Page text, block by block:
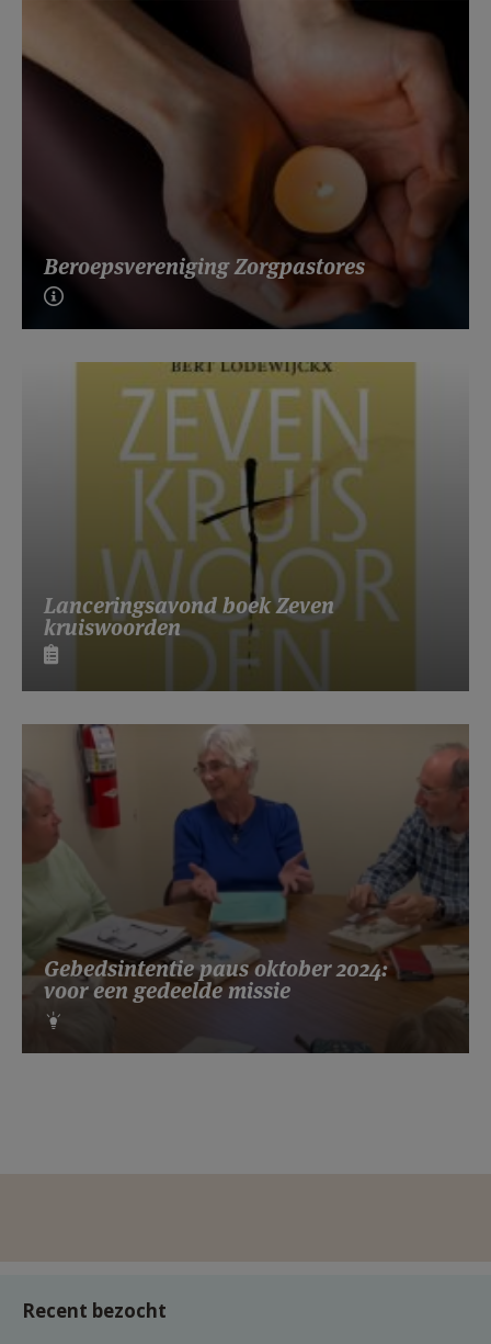
Beroepsvereniging Zorgpastores
Lanceringsavond boek Zeven
kruiswoorden
Gebedsintentie paus oktober 2024:
voor een gedeelde missie
Recent bezocht